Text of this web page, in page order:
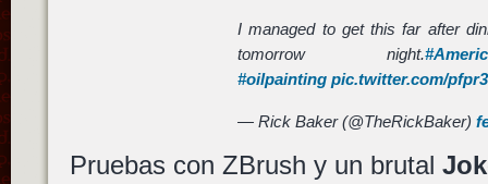
I managed to get this far after
tomorrow night.
#oilpainting pic.twitter.com/
— Rick Baker (@TheRickBaker)
Pruebas con ZBrush y un brutal